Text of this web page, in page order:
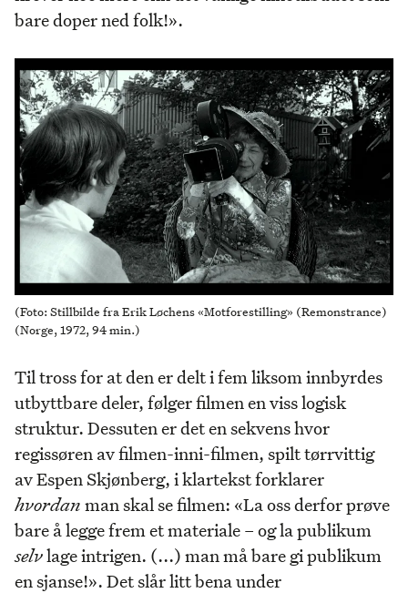
bare doper ned folk!».
(Foto: Stillbilde fra Erik Løchens «Motforestilling» (Remonstrance)
(Norge, 1972, 94 min.)
Til tross for at den er delt i fem liksom innbyrdes
utbyttbare deler, følger filmen en viss logisk
struktur. Dessuten er det en sekvens hvor
regissøren av filmen-inni-filmen, spilt tørrvittig
av Espen Skjønberg, i klartekst forklarer
hvordan man skal se filmen: «​​La oss derfor prøve
bare å legge frem et materiale – og la publikum
selvlage intrigen. (...) man må bare gi publikum
en sjanse!». Det slår litt bena under